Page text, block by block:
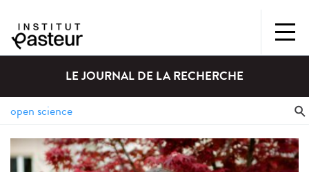
LE JOURNAL DE LA RECHERCHE